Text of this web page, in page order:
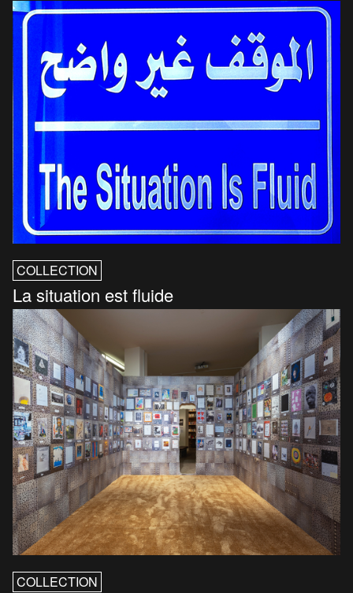
COLLECTION
La situation est fluide
COLLECTION